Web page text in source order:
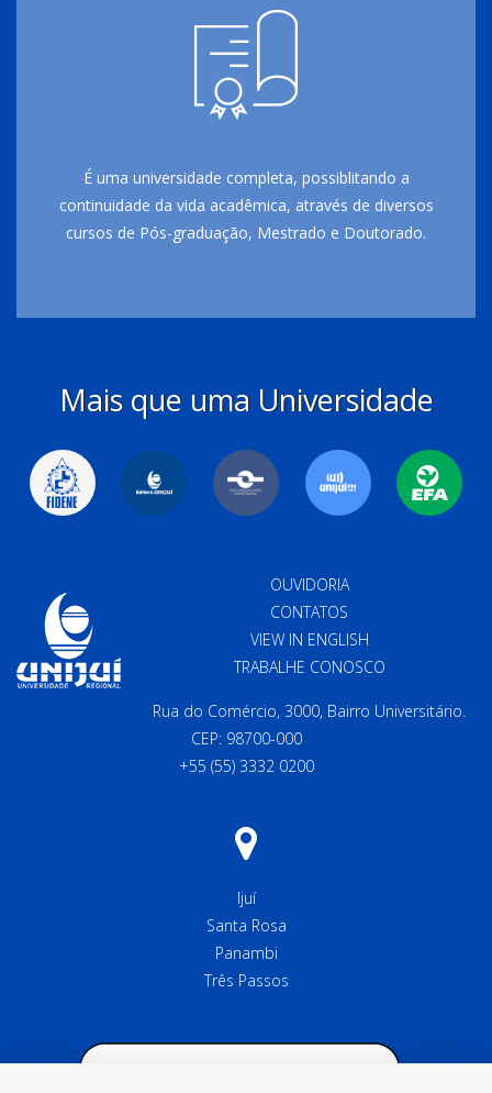
É uma universidade completa, possiblitando a
continuidade da vida acadêmica, através de diversos
cursos de Pós-graduação, Mestrado e Doutorado.
Mais que uma Universidade
OUVIDORIA
CONTATOS
VIEW IN ENGLISH
TRABALHE CONOSCO
Rua do Comércio, 3000, Bairro Universitário.
CEP: 98700-000
+55 (55) 3332 0200
Ijuí
Santa Rosa
Panambi
Três Passos